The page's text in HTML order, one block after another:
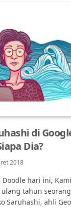
di
Dia?
2018
Doodle hari ini,
ulang tahun seorang
Saruhashi, ahli